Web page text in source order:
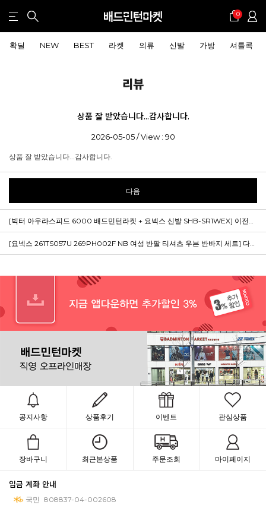
0
확딜 NEW BEST 라켓 의류 신발 가방 셔틀콕
리뷰
상품 잘 받았습니다...감사합니다.
2026-05-05 / View : 90
상품 잘 받았습니다...감사합니다.
다음
[빅터 아우라스피드 6000 배드민턴라켓 + 요넥스 신발 SHB-SR1WEX] 이전글 : 네이버페이에서 작성된 후기입니다.
[요넥스 261TS057U 269PH002F NB 여성 반팔 티셔츠 우븐 반바지 세트] 다음글 : 깔끔하고 시원해보여서 여름에 엄청 잘 입을거 같아요!!
공지사항 상품후기 이벤트 관심상품
장바구니 최근본상품 주문조회 마이페이지
입금 계좌 안내
국민 808837-04-002608